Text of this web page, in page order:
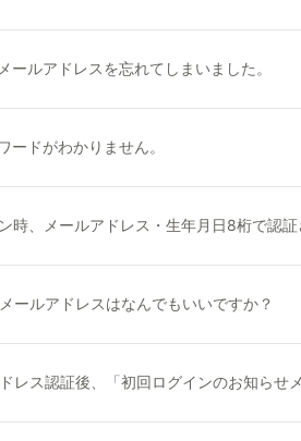
ールアドレスを忘れてしまいました。
ードがわかりません。
時、メールアドレス・生年月日8桁で認証
ールアドレスはなんでもいいですか？
レス認証後、「初回ログインのお知らせ